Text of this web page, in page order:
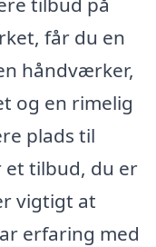
får du en
håndværker,
og en rimelig
plads til
tilbud, du er
vigtigt at
erfaring med